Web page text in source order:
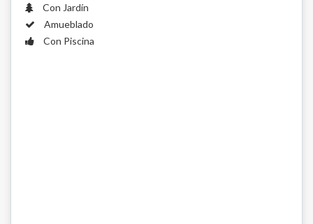
Con Jardín
Amueblado
Con Piscina